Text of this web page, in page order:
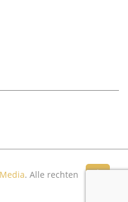
. Alle rechten